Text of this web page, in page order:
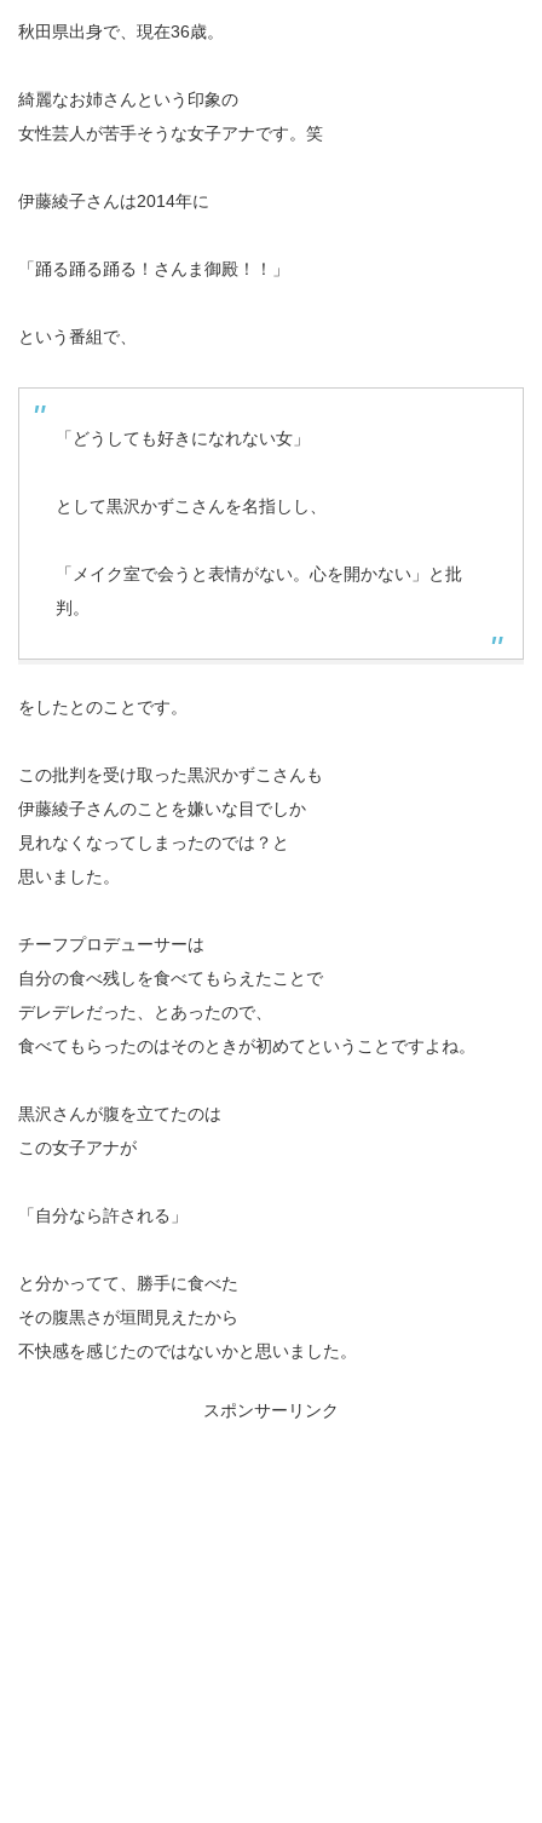
秋田県出身で、現在36歳。
綺麗なお姉さんという印象の
女性芸人が苦手そうな女子アナです。笑
伊藤綾子さんは2014年に
「踊る踊る踊る！さんま御殿！！」
という番組で、
「どうしても好きになれない女」
として黒沢かずこさんを名指しし、
「メイク室で会うと表情がない。心を開かない」と批
判。
をしたとのことです。
この批判を受け取った黒沢かずこさんも
伊藤綾子さんのことを嫌いな目でしか
見れなくなってしまったのでは？と
思いました。
チーフプロデューサーは
自分の食べ残しを食べてもらえたことで
デレデレだった、とあったので、
食べてもらったのはそのときが初めてということですよね。
黒沢さんが腹を立てたのは
この女子アナが
「自分なら許される」
と分かってて、勝手に食べた
その腹黒さが垣間見えたから
不快感を感じたのではないかと思いました。
スポンサーリンク